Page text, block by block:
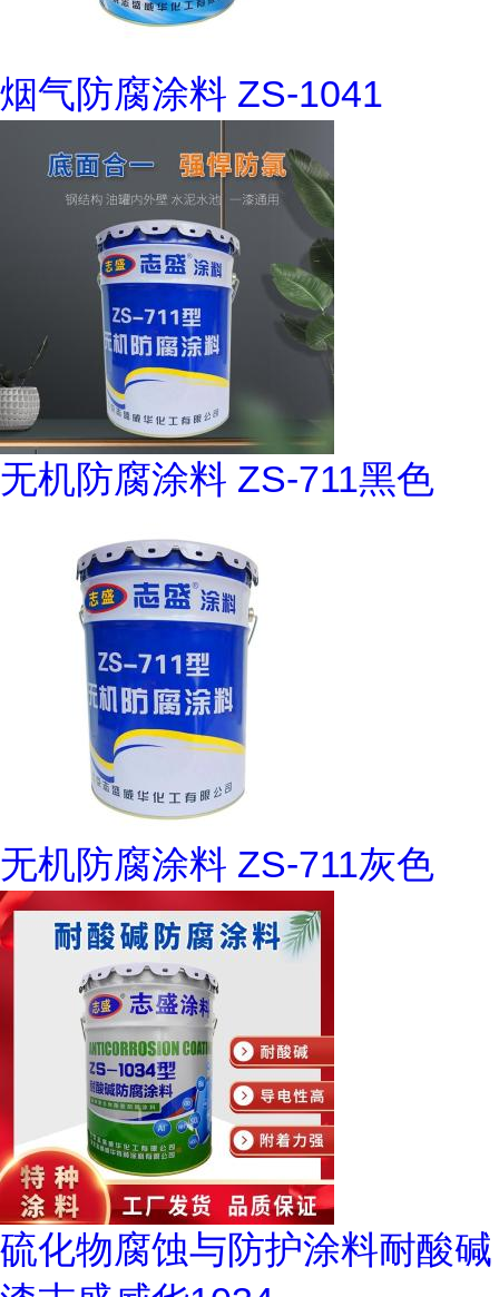
烟气防腐涂料 ZS-1041
无机防腐涂料 ZS-711黑色
无机防腐涂料 ZS-711灰色
硫化物腐蚀与防护涂料耐酸碱